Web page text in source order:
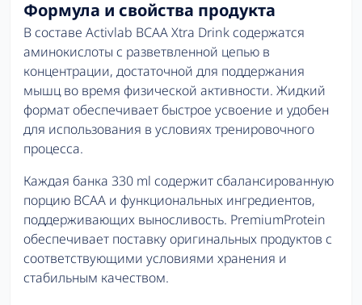
Формула и свойства продукта
В составе Activlab BCAA Xtra Drink содержатся
аминокислоты с разветвленной цепью в
концентрации, достаточной для поддержания
мышц во время физической активности. Жидкий
формат обеспечивает быстрое усвоение и удобен
для использования в условиях тренировочного
процесса.
Каждая банка 330 ml содержит сбалансированную
порцию BCAA и функциональных ингредиентов,
поддерживающих выносливость. PremiumProtein
обеспечивает поставку оригинальных продуктов с
соответствующими условиями хранения и
стабильным качеством.